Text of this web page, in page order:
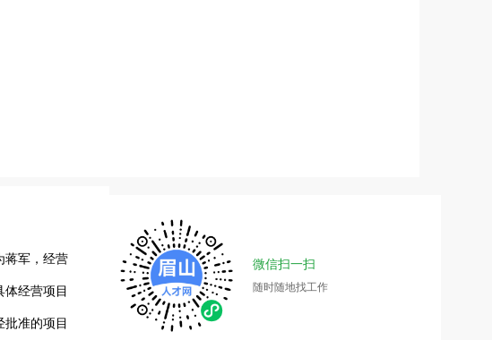
蒋军，经营
经营项目
准的项目
微信扫一扫
随时随地找工作